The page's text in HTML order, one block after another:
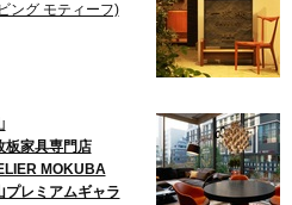
ング モティーフ)
板家具専門店
MOKUBA
プレミアムギャラ